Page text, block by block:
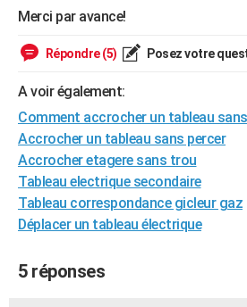
Destinations
City break
Voyage nature
Voyage de noces
Forum
Climat
+PHOTO
GUIDES D'ACHAT
BONS PLANS
CARTE DE VOEUX
Carte de Noël
Carte Bonne année
Carte Saint-Valentin
Carte Pâques
Carte d'anniversaire
DICTIONNAIRE
Dictionnaire
Biographies
Citations
Expressions
Proverbes
PROGRAMME TV
COPAINS D'AVANT
AVIS DE DÉCÈS
Merci par avance!
Répondre (5) Posez votre
A voir également:
Comment accrocher un tableau
Accrocher un tableau sans percer
Accrocher etagere sans trou
Tableau electrique secondaire
Tableau correspondance gicleur gaz
Déplacer un tableau électrique
5 réponses